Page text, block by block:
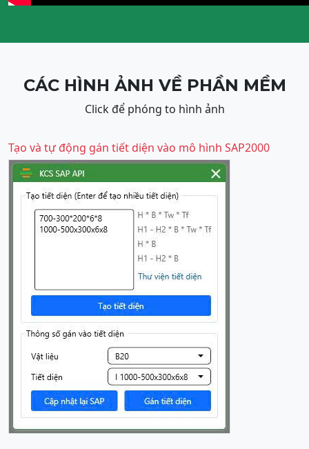
CÁC HÌNH ẢNH VỀ PHẦN MỀM
Click để phóng to hình ảnh
Tạo và tự động gán tiết diện vào mô hình SAP2000